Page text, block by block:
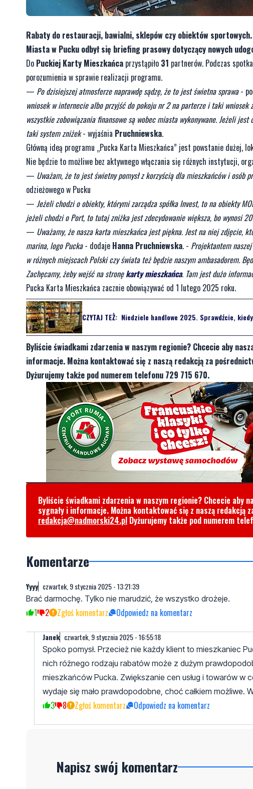
Rabaty do restauracji, bawialni, sklepów czy obiektów
Miasta w Pucku odbył się briefing prasowy dotyczący nowych
Do Puckiej Karty Mieszkańca przystąpiło 31 partnerów. Podczas
porozumienia w sprawie realizacji programu.
— Po dzisiejszej atmosferze naprawdę sądzę, że to jest świetna sprawa-
wniosek w internecie albo przyjść do pokoju nr 2 na parterze i taki wniosek
wszystkie zobowiązania finansowe są wobec miasta wykonywane. Jeżeli
taki system zniżek- wyjaśnia Pruchniewska.
Główną ideą programu „Pucka Karta Mieszkańca” jest powstanie
Nie będzie to możliwe bez aktywnego włączania się różnych instytucji,
— Uważam, że to jest świetny pomysł z korzyścią dla mieszkańców i osób
odzieżowego w Pucku
— Jeżeli chodzi o obiekty, którymi zarządza spółka Invest, to na obiekty
jeżeli chodzi o Port, to tutaj zniżka jest zdecydowanie większa, bo wynosi
— Uważamy, że nasza karta mieszkańca jest piękna. Jest na niej zdjęcie,
marina, logo Pucka- dodaje Hanna Pruchniewska. - Projektantem
w różnych miejscach Polski czy świata też będzie naszym ambasadorem.
Zachęcamy, żeby wejść na stronękarty mieszkańca. Tam jest dużo
Pucka Karta Mieszkańca zacznie obowiązywać od 1 lutego 2025 roku.
CZYTAJ TEŻ: Niedziele handlowe 2025. Sprawdźcie,
Byliście świadkami zdarzenia w naszym regionie? Chcecie aby
informacje. Można kontaktować się z naszą redakcją za
Dyżurujemy także pod numerem telefonu 729 715 670.
Byliście świadkami zdarzenia w naszym regionie? Chcecie aby
sygnały i informacje. Można kontaktować się z naszą
redakcja@nadmorski24.pl Dyżurujemy także pod numerem
Komentarze
Yyyy czwartek, 9 stycznia 2025 - 13:21:39
Brać darmochę. Tylko nie marudzić, że wszystko drożeje.
1 2 Zgłoś komentarz Odpowiedz na komentarz
Janek czwartek, 9 stycznia 2025 - 16:55:18
Spoko pomysł. Przecież nie każdy klient to mieszkaniec
nich różnego rodzaju rabatów może z dużym
mieszkańców Pucka. Zwiększanie cen usług i towarów
wydaje się mało prawdopodobne, choć całkiem możliwe.
3 8 Zgłoś komentarz Odpowiedz na komentarz
Napisz swój komentarz